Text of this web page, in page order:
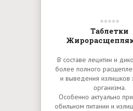
Таблетки
В составе лецитин и
более полного
и выведения излишков
организма.
Особенно актуально
обильном питании и